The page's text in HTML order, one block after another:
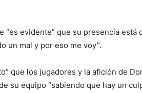
“es evidente” que su presencia está
un mal y por eso me voy”.
que los jugadores y la afición de
su equipo “sabiendo que hay un